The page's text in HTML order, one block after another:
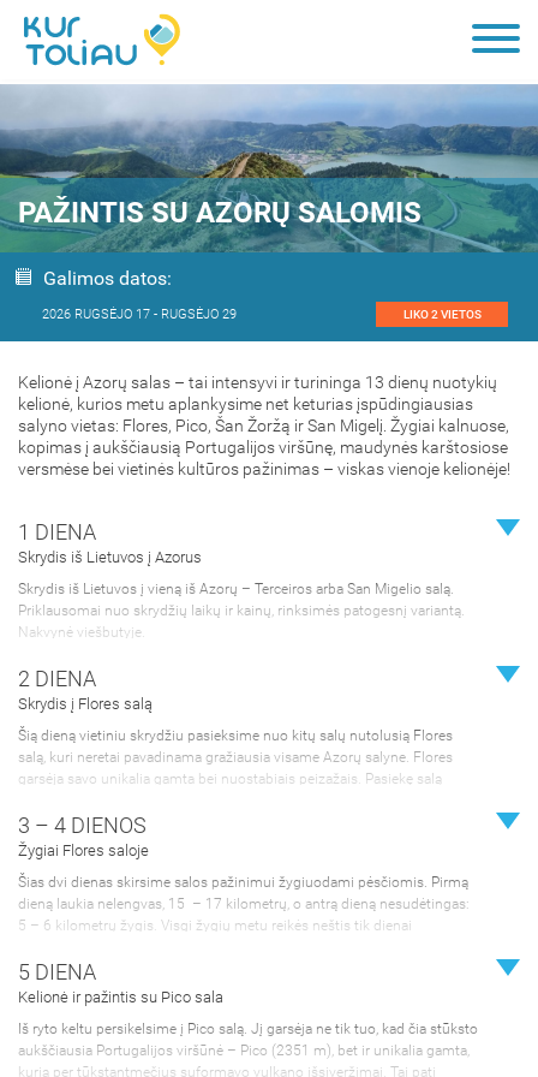
PAŽINTIS SU AZORŲ SALOMIS
Galimos datos:
2026 RUGSĖJO 17 - RUGSĖJO 29
Kelionė į Azorų salas – tai intensyvi ir turininga 13 dienų nuotykių
kelionė, kurios metu aplankysime net keturias įspūdingiausias
salyno vietas: Flores, Pico, Šan Žoržą ir San Migelį. Žygiai kalnuose,
kopimas į aukščiausią Portugalijos viršūnę, maudynės karštosiose
versmėse bei vietinės kultūros pažinimas – viskas vienoje kelionėje!
1 DIENA
Skrydis iš Lietuvos į Azorus
Skrydis iš Lietuvos į vieną iš Azorų – Terceiros arba San Migelio salą.
Priklausomai nuo skrydžių laikų ir kainų, rinksimės patogesnį variantą.
Nakvynė viešbutyje.
2 DIENA
Skrydis į Flores salą
Šią dieną vietiniu skrydžiu pasieksime nuo kitų salų nutolusią Flores
salą, kuri neretai pavadinama gražiausia visame Azorų salyne. Flores
garsėja savo unikalia gamta bei nuostabiais peizažais. Pasiekę salą
pasivaikščiojimams. Nakvynė viešbutyje/apartamentuose.
3 – 4 DIENOS
Žygiai Flores saloje
Šias dvi dienas skirsime salos pažinimui žygiuodami pėsčiomis. Pirmą
dieną laukia nelengvas, 15 – 17 kilometrų, o antrą dieną nesudėtingas:
5 – 6 kilometrų žygis. Visgi žygių metu reikės neštis tik dienai
pačioje vietoje – viešbutyje arba apartamentuose. Ketvirtosios kelionės
dienos vakare laukia vietinis skrydis į Fajalo salą. Nakvynė
5 DIENA
Kelionė ir pažintis su Pico sala
Iš ryto keltu persikelsime į Pico salą. Jį garsėja ne tik tuo, kad čia stūksto
aukščiausia Portugalijos viršūnė – Pico (2351 m), bet ir unikalia gamta,
kurią per tūkstantmečius suformavo vulkano išsiveržimai. Tai pati